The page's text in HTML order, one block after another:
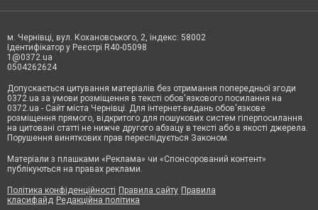
м. Чернівці, вул. Кохановського, 2, індекс: 58002
Ідентифікатор у Реєстрі R40-05098
1@0372.ua
0504262624
Допускається цитування матеріалів без отримання попередньої згоди
0372.ua за умови розміщення в тексті обов'язкового посилання на
0372.ua - Сайт міста Чернівці. Для інтернет-видань обов'язкове
розміщення прямого, відкритого для пошукових систем гіперпосилання
на цитовані статті не нижче другого абзацу в тексті або в якості джерела.
Порушення виняткових прав переслідується Законом.
Матеріали з плашками «Реклама» чи «Спонсорований контент»
публікуються на правах реклами.
Політика конфіденційності Правила сайту Правила
класифайд Редакційна політика